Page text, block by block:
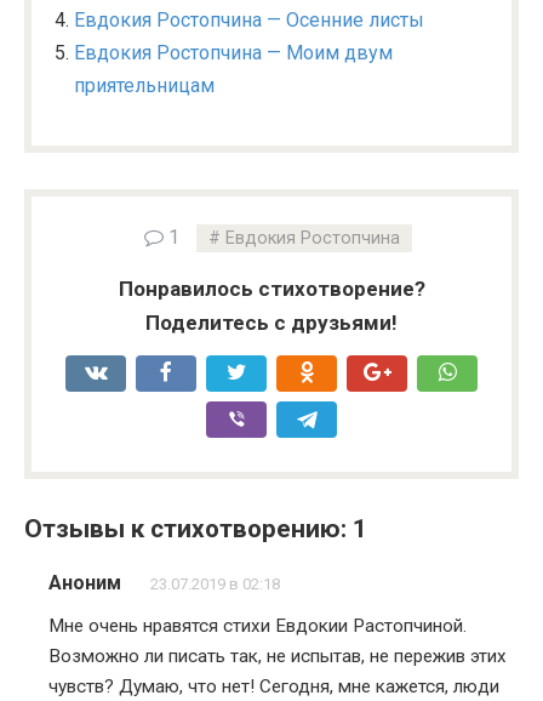
Евдокия Ростопчина — Осенние листы
Евдокия Ростопчина — Моим двум
приятельницам
1 Евдокия Ростопчина
Понравилось стихотворение?
Поделитесь с друзьями!
Отзывы к стихотворению: 1
Аноним 23.07.2019 в 02:18
Мне очень нравятся стихи Евдокии Растопчиной.
Возможно ли писать так, не испытав, не пережив этих
чувств? Думаю, что нет! Сегодня, мне кажется, люди